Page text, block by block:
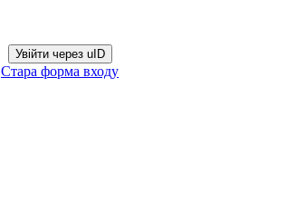
Увійти через uID
Стара форма входу